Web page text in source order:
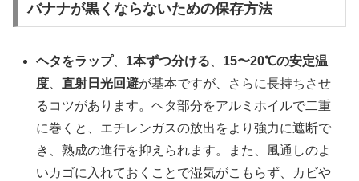
バナナが黒くならないための保存方法
ヘタをラップ、 1本ずつ分ける
15〜20℃の安定温
度 、直射日光回避が基本ですが、さらに長持ちさせ
るコツがあります。ヘタ部分をアルミホイルで二重
に巻くと、エチレンガスの放出をより強力に遮断で
き、熟成の進行を抑えられます。また、風通しのよ
いカゴに入れておくことで湿気がこもらず、カビや